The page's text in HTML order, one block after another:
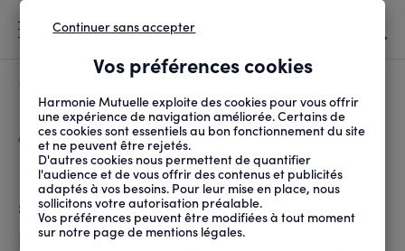
D'ARIANE
ACCUEIL SOCIÉTÉ INITIATIVES SOLIDAIRES LA LOUVE, PREMIER SU...
La Louve, premier
supermarché coopératif et
participatif de Paris
Vos préférences cookies
Harmonie Mutuelle exploite des cookies pour vous offrir
une expérience de navigation améliorée. Certains de
ces cookies sont essentiels au bon fonctionnement du site
et ne peuvent être rejetés.
D'autres cookies nous permettent de quantifier
l'audience et de vous offrir des contenus et publicités
adaptés à vos besoins. Pour leur mise en place, nous
sollicitons votre autorisation préalable.
Vos préférences peuvent être modifiées à tout moment
sur notre page de mentions légales.
Continuer sans accepter